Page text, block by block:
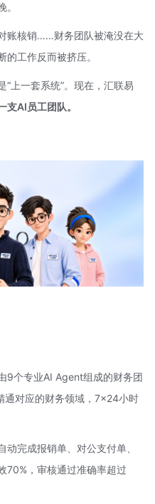
账核销……财务团队被淹没在大
工作反而被挤压。
上一套系统”。现在，汇联易
支AI员工团队。
9个专业AI Agent组成的财务团
通对应的财务领域，7×24小时
动完成报销单、对公支付单、
70%，审核通过准确率超过